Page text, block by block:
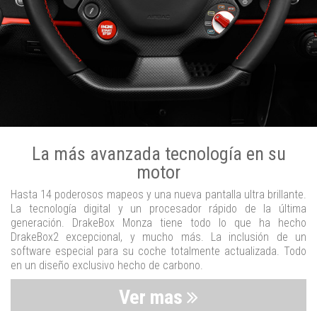
La más avanzada tecnología en su
motor
Hasta 14 poderosos mapeos y una nueva pantalla ultra brillante.
La tecnología digital y un procesador rápido de la última
generación. DrakeBox Monza tiene todo lo que ha hecho
DrakeBox2 excepcional, y mucho más. La inclusión de un
software especial para su coche totalmente actualizada. Todo
en un diseño exclusivo hecho de carbono.
Ver mas